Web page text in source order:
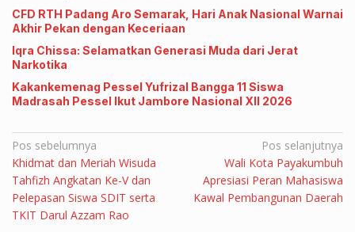
CFD RTH Padang Aro Semarak, Hari Anak Nasional Warnai
Akhir Pekan dengan Keceriaan
Iqra Chissa: Selamatkan Generasi Muda dari Jerat
Narkotika
Kakankemenag Pessel Yufrizal Bangga 11 Siswa
Madrasah Pessel Ikut Jambore Nasional XII 2026
Navigasi
pos
Pos sebelumnya
Khidmat dan Meriah Wisuda
Tahfizh Angkatan Ke-V dan
Pelepasan Siswa SDIT serta
TKIT Darul Azzam Rao
Pos selanjutnya
Wali Kota Payakumbuh
Apresiasi Peran Mahasiswa
Kawal Pembangunan Daerah